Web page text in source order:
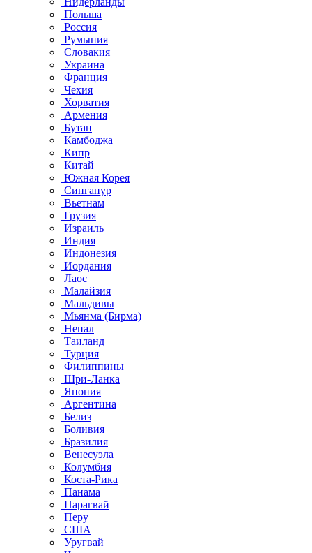
Польша
Россия
Румыния
Словакия
Украина
Франция
Чехия
Хорватия
Армения
Бутан
Камбоджа
Кипр
Китай
Южная Корея
Сингапур
Вьетнам
Грузия
Израиль
Индия
Индонезия
Иордания
Лаос
Малайзия
Мальдивы
Мьянма (Бирма)
Непал
Таиланд
Турция
Филиппины
Шри-Ланка
Япония
Аргентина
Белиз
Боливия
Бразилия
Венесуэла
Колумбия
Коста-Рика
Панама
Парагвай
Перу
США
Уругвай